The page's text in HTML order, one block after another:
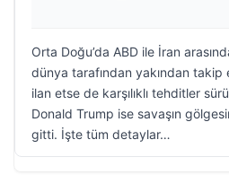
Orta Doğu’da ABD ile İran
dünya tarafından yakından
ilan etse de karşılıklı tehditler
Donald Trump ise savaşın
gitti. İşte tüm detaylar…